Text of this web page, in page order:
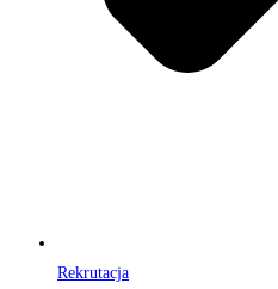
Rekrutacja